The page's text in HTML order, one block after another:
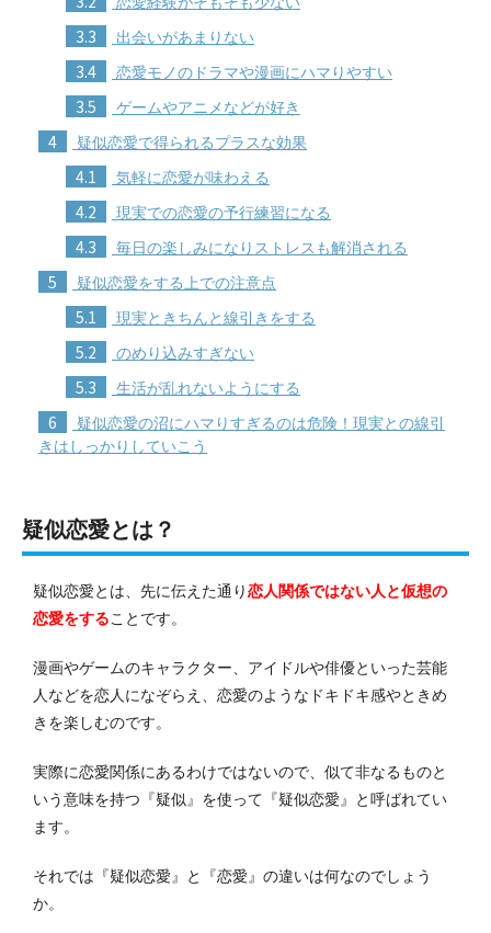
3.3 出会いがあまりない
3.4 恋愛モノのドラマや漫画にハマりやすい
3.5 ゲームやアニメなどが好き
4 疑似恋愛で得られるプラスな効果
4.1 気軽に恋愛が味わえる
4.2 現実での恋愛の予行練習になる
4.3 毎日の楽しみになりストレスも解消される
5 疑似恋愛をする上での注意点
5.1 現実ときちんと線引きをする
5.2 のめり込みすぎない
5.3 生活が乱れないようにする
6
疑似恋愛の沼にハマりすぎるのは危険！現実との線引
きはしっかりしていこう
疑似恋愛とは？
疑似恋愛とは、先に伝えた通り恋人関係ではない人と仮想の
恋愛をすることです。
漫画やゲームのキャラクター、アイドルや俳優といった芸能
人などを恋人になぞらえ、恋愛のようなドキドキ感やときめ
きを楽しむのです。
実際に恋愛関係にあるわけではないので、似て非なるものと
いう意味を持つ『疑似』を使って『疑似恋愛』と呼ばれてい
ます。
それでは『疑似恋愛』と『恋愛』の違いは何なのでしょう
か。